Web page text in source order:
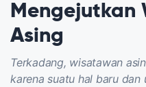
Mengejutkan
Asing
Terkadang, wisatawan
karena suatu hal baru